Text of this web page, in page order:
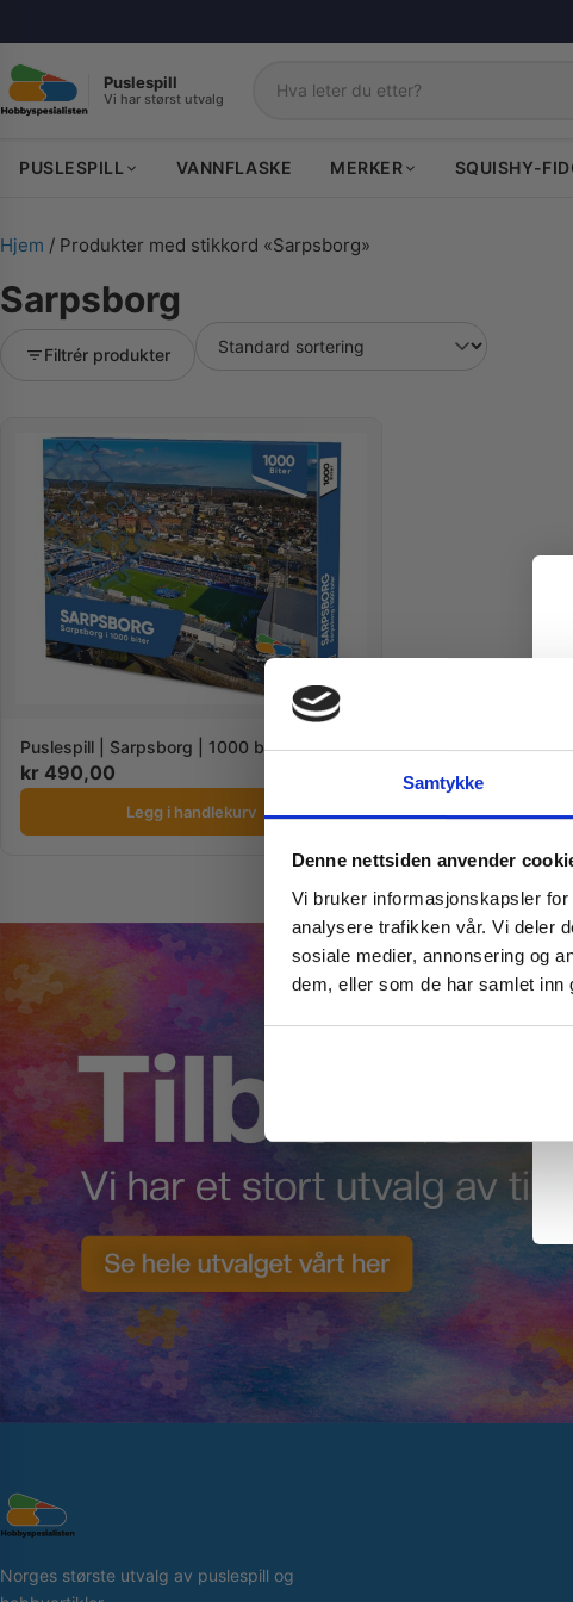
Samtykke
Denne nettsiden anvender
Vi bruker informasjonskapsler
analysere trafikken vår. Vi deler
sosiale medier, annonsering og
dem, eller som de har samlet inn
Puslespill
Vi har størst utvalg Søk
PUSLESPILL VANNFLASKE MERKER SQUISHY-
Hjem / Produkter med stikkord «Sarpsborg»
Sarpsborg
Filtrér produkter
Puslespill | Sarpsborg | 1000 brikker
kr 490,00
Legg i handlekurv
Norges største utvalg av puslespill og